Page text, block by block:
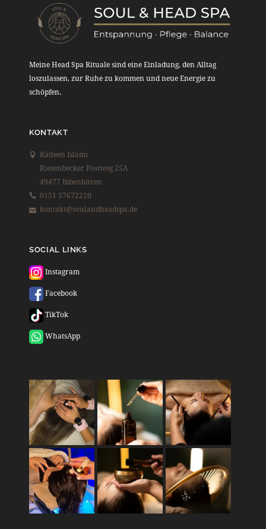
Meine Head Spa Rituale sind eine Einladung, den Alltag
loszulassen, zur Ruhe zu kommen und neue Energie zu
schöpfen.
KONTAKT
Katleen Islami
Riesenbecker Postweg 25A
49477 Ibbenbüren
0151 57672220
kontakt@soulandheadspa.de
SOCIAL LINKS
Instagram
Facebook
TikTok
WhatsApp